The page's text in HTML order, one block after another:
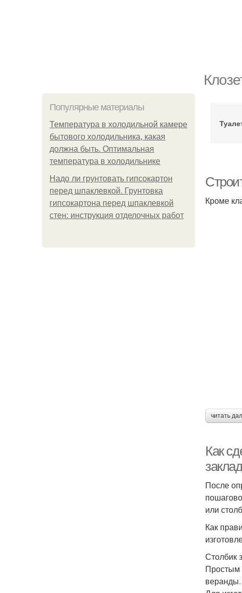
Популярные материалы
Температура в холодильной камере
бытового холодильника, какая
должна быть. Оптимальная
температура в холодильнике
Надо ли грунтовать гипсокартон
перед шпаклевкой. Грунтовка
гипсокартона перед шпаклевкой
стен: инструкция отделочных работ
Кроме
читать
Как
После
или
Как
Столбик
Простым
веранды.